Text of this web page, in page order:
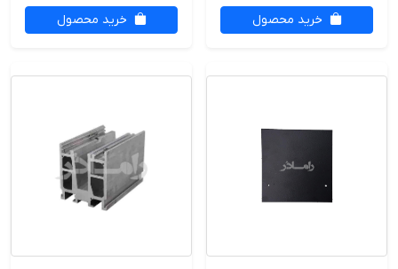
خرید محصول خرید محصول